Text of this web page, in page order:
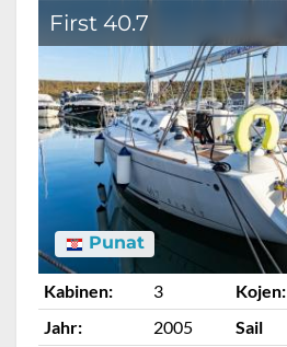
First 40.7
Punat
Kabinen: 3 Kojen:
Jahr:
2005 Sail